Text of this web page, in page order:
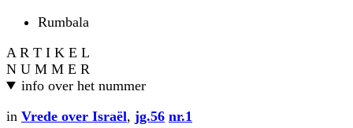
Rumbala
A R T I K E L
N U M M E R
info over het nummer
in Vrede over Israël, jg.56 nr.1